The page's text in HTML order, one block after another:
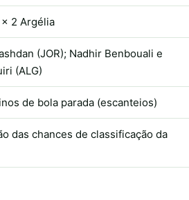
2 Argélia
(JOR); Nadhir Benbouali e
(ALG)
de bola parada (escanteios)
das chances de classificação da